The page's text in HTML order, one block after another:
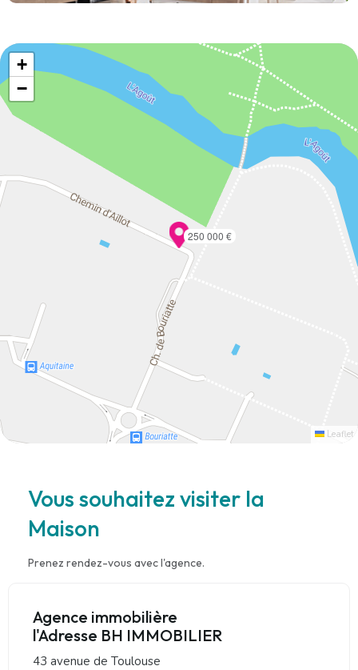
250 000 €
+
−
Leaflet
Vous souhaitez visiter la
Maison
Prenez rendez-vous avec l'agence.
Agence immobilière
l'Adresse BH IMMOBILIER
43 avenue de Toulouse